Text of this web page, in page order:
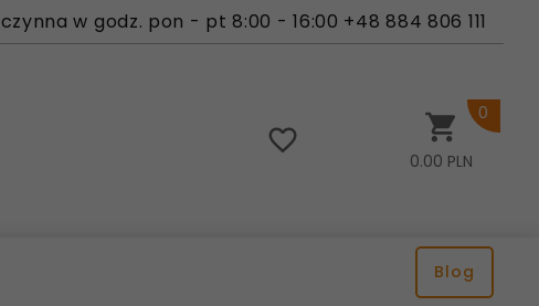
czynna w godz. pon - pt 8:00 - 16:00 +48 884 806 111
0.00 PLN
0
Blog